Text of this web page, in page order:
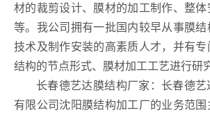
材的裁剪设计、膜材的加工制作、整
等。我公司拥有一批国内较早从事膜
技术及制作安装的高素质人才，并有
结构的节点形式、膜材加工工艺进行研
长春德艺达膜结构厂家：长春德
有限公司沈阳膜结构加工厂的业务范